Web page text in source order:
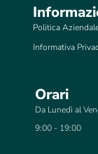
Politica
Informativa
Orari
Da Lunedì al
9:00 - 19:00